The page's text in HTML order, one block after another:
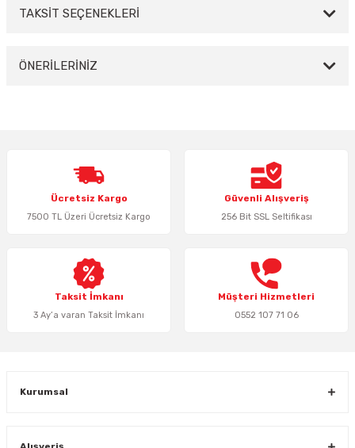
Bu ürüne ilk yorumu siz yapın!
TAKSİT SEÇENEKLERİ
ÖNERİLERİNİZ
Ürün resmi kalitesiz, bozuk veya görüntülenemiyor.
Ürün açıklamasında eksik bilgiler bulunuyor.
Ürün bilgilerinde hatalar bulunuyor.
Bu ürüne benzer farklı alternatifler olmalı.
Ücretsiz Kargo
7500 TL Üzeri Ücretsiz Kargo
Güvenli Alışveriş
256 Bit SSL Seltifikası
Taksit İmkanı
3 Ay’a varan Taksit İmkanı
Müşteri Hizmetleri
0552 107 71 06
Kurumsal